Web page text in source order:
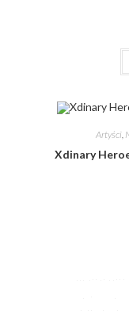
Artyści,
Xdinary